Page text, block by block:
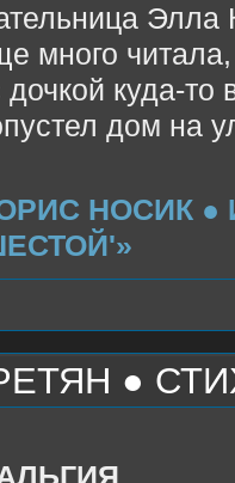
много
куда-то
дом на
НОСИК
●